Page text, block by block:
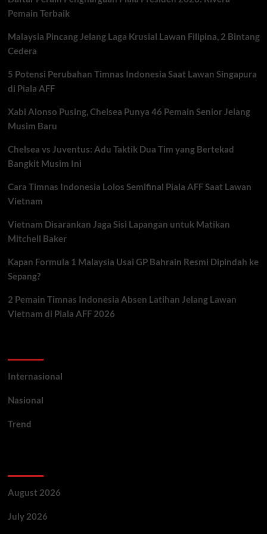
U-
2026
Pemain Terbaik
Malaysia Pincang Jelang Laga Krusial Lawan Filipina, 2 Bintang
Cedera
5 Potensi Perubahan Timnas Indonesia Saat Lawan Singapura
di Piala AFF
Xabi Alonso Pusing, Chelsea Punya 46 Pemain Senior Jelang
Musim Baru
Chelsea vs Juventus: Adu Taktik Dua Tim yang Bertekad
Bangkit Musim Ini
Cara Timnas Indonesia Lolos Semifinal Piala AFF Saat Lawan
Vietnam
Vietnam Disarankan Jaga Sisi Lapangan untuk Matikan
Mitchell Baker
Kapan Formula 1 Malaysia Usai GP Bahrain Resmi Dipindah ke
Sepang?
2 Pemain Timnas Indonesia Absen Latihan Jelang Lawan
Vietnam di Piala AFF 2026
Internasional
Nasional
Trend
August 2026
July 2026